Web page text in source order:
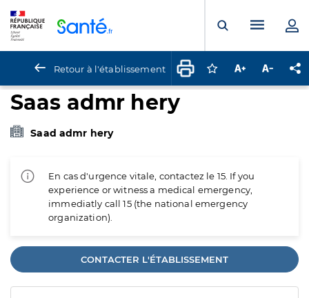
Ouvrir laMenu
Retour à l'établissement Connectez-vous
Augmenter la
Saas admr hery
Saad admr hery
En cas d'urgence vitale, contactez le 15. If you
experience or witness a medical emergency,
immediatly call 15 (the national emergency
organization).
CONTACTER L'ÉTABLISSEMENT